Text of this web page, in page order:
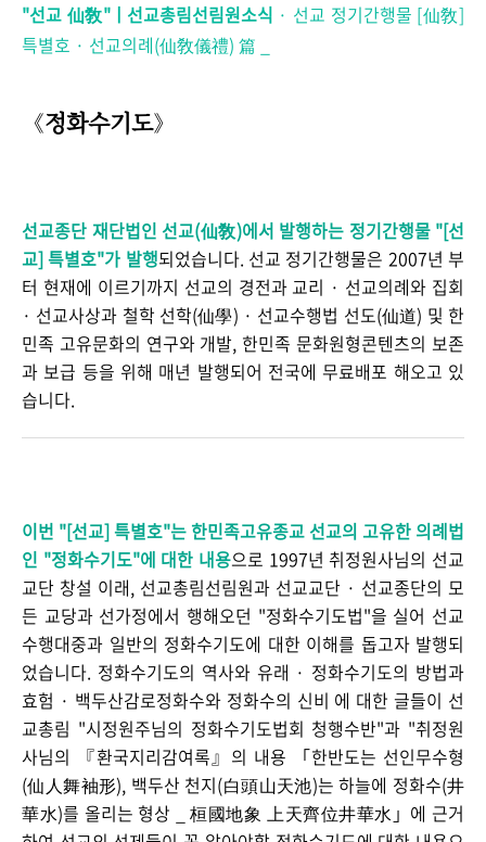
"선교 仙敎"ㅣ선교총림선림원소식 · 선교 정기간행물 [仙敎]
특별호 · 선교의례(仙敎儀禮) 篇 _
《정화수기도》
선교종단 재단법인 선교(仙敎)에서 발행하는 정기간행물 "[선
교] 특별호"가 발행되었습니다. 선교 정기간행물은 2007년 부
터 현재에 이르기까지 선교의 경전과 교리 · 선교의례와 집회
· 선교사상과 철학 선학(仙學) · 선교수행법 선도(仙道) 및 한
민족 고유문화의 연구와 개발, 한민족 문화원형콘텐츠의 보존
과 보급 등을 위해 매년 발행되어 전국에 무료배포 해오고 있
습니다.
이번 "[선교] 특별호"는 한민족고유종교 선교의 고유한 의례법
인 "정화수기도"에 대한 내용으로 1997년 취정원사님의 선교
교단 창설 이래, 선교총림선림원과 선교교단 · 선교종단의 모
든 교당과 선가정에서 행해오던 "정화수기도법"을 실어 선교
수행대중과 일반의 정화수기도에 대한 이해를 돕고자 발행되
었습니다. 정화수기도의 역사와 유래 · 정화수기도의 방법과
효험 · 백두산감로정화수와 정화수의 신비 에 대한 글들이 선
교총림 "시정원주님의 정화수기도법회 청행수반"과 "취정원
사님의 『환국지리감여록』의 내용 「한반도는 선인무수형
(仙人舞袖形), 백두산 천지(白頭山天池)는 하늘에 정화수(井
華水)를 올리는 형상 _ 桓國地象 上天齊位井華水」에 근거